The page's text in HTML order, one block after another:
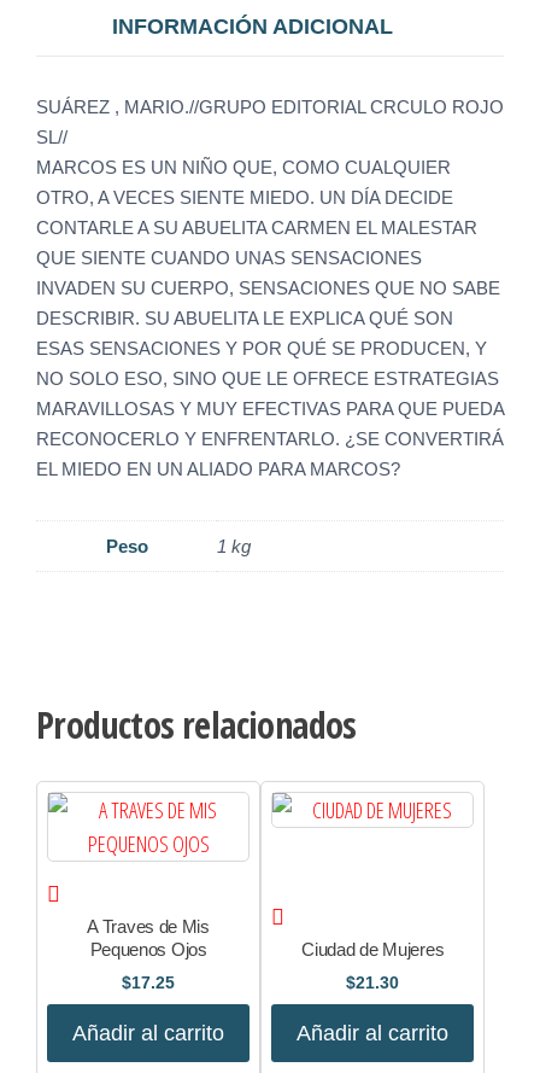
INFORMACIÓN ADICIONAL
SUÁREZ , MARIO.//GRUPO EDITORIAL CRCULO ROJO
SL//
MARCOS ES UN NIÑO QUE, COMO CUALQUIER
OTRO, A VECES SIENTE MIEDO. UN DÍA DECIDE
CONTARLE A SU ABUELITA CARMEN EL MALESTAR
QUE SIENTE CUANDO UNAS SENSACIONES
INVADEN SU CUERPO, SENSACIONES QUE NO SABE
DESCRIBIR. SU ABUELITA LE EXPLICA QUÉ SON
ESAS SENSACIONES Y POR QUÉ SE PRODUCEN, Y
NO SOLO ESO, SINO QUE LE OFRECE ESTRATEGIAS
MARAVILLOSAS Y MUY EFECTIVAS PARA QUE PUEDA
RECONOCERLO Y ENFRENTARLO. ¿SE CONVERTIRÁ
EL MIEDO EN UN ALIADO PARA MARCOS?
Peso 1 kg
Productos relacionados
A Traves de Mis
Pequenos Ojos
$17.25
Añadir al carrito
Ciudad de Mujeres
$21.30
Añadir al carrito